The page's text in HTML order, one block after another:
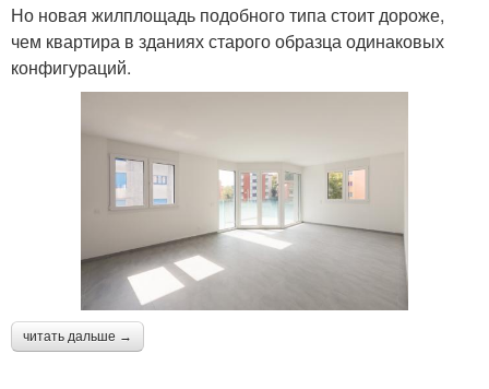
Но новая жилплощадь подобного типа стоит дороже,
чем квартира в зданиях старого образца одинаковых
конфигураций.
читать дальше →